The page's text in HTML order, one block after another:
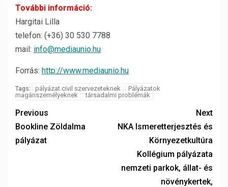
További információ:
Hargitai Lilla
telefon: (+36) 30 530 7788
mail: info@mediaunio.hu
Forrás: http://www.mediaunio.hu
Tags: pályázat civil szervezeteknek
Pályázatok
magánszemélyeknek
társadalmi problémák
Previous
Bookline Zöldalma
pályázat
Next
NKA Ismeretterjesztés és
Környezetkultúra
Kollégium pályázata
nemzeti parkok, állat- és
növénykertek,